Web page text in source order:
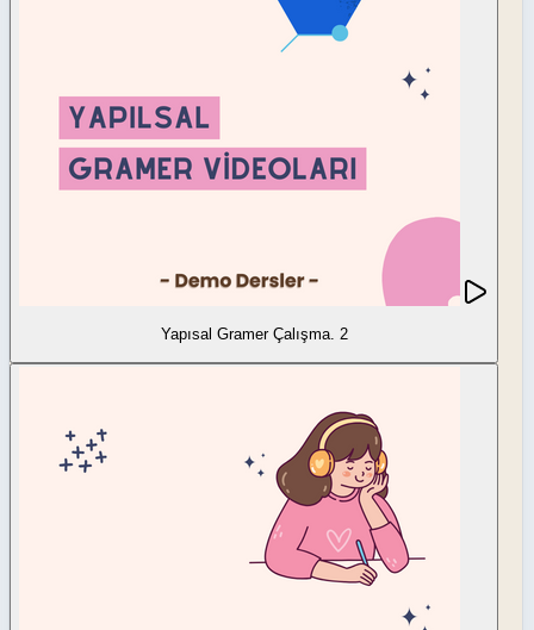
Yapısal Gramer Çalışma. 2